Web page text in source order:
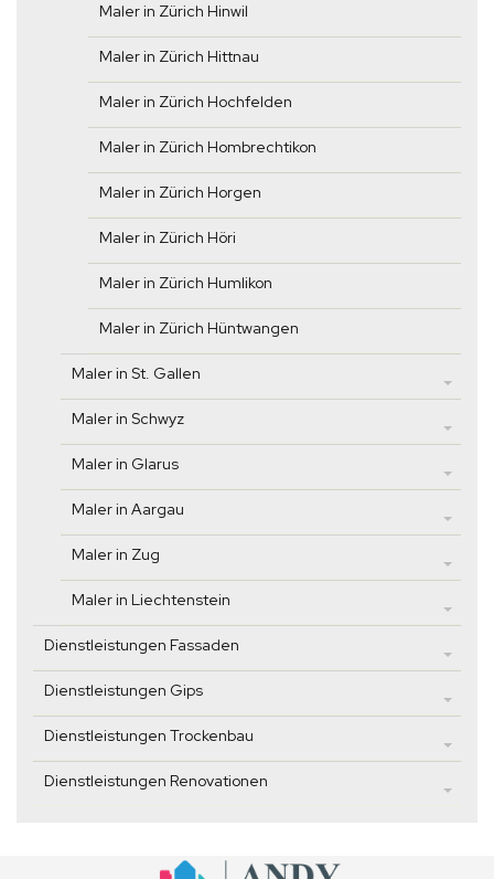
Maler in Zürich Hinwil
Maler in Zürich Hittnau
Maler in Zürich Hochfelden
Maler in Zürich Hombrechtikon
Maler in Zürich Horgen
Maler in Zürich Höri
Maler in Zürich Humlikon
Maler in Zürich Hüntwangen
Maler in St. Gallen
Maler in Schwyz
Maler in Glarus
Maler in Aargau
Maler in Zug
Maler in Liechtenstein
Dienstleistungen Fassaden
Dienstleistungen Gips
Dienstleistungen Trockenbau
Dienstleistungen Renovationen